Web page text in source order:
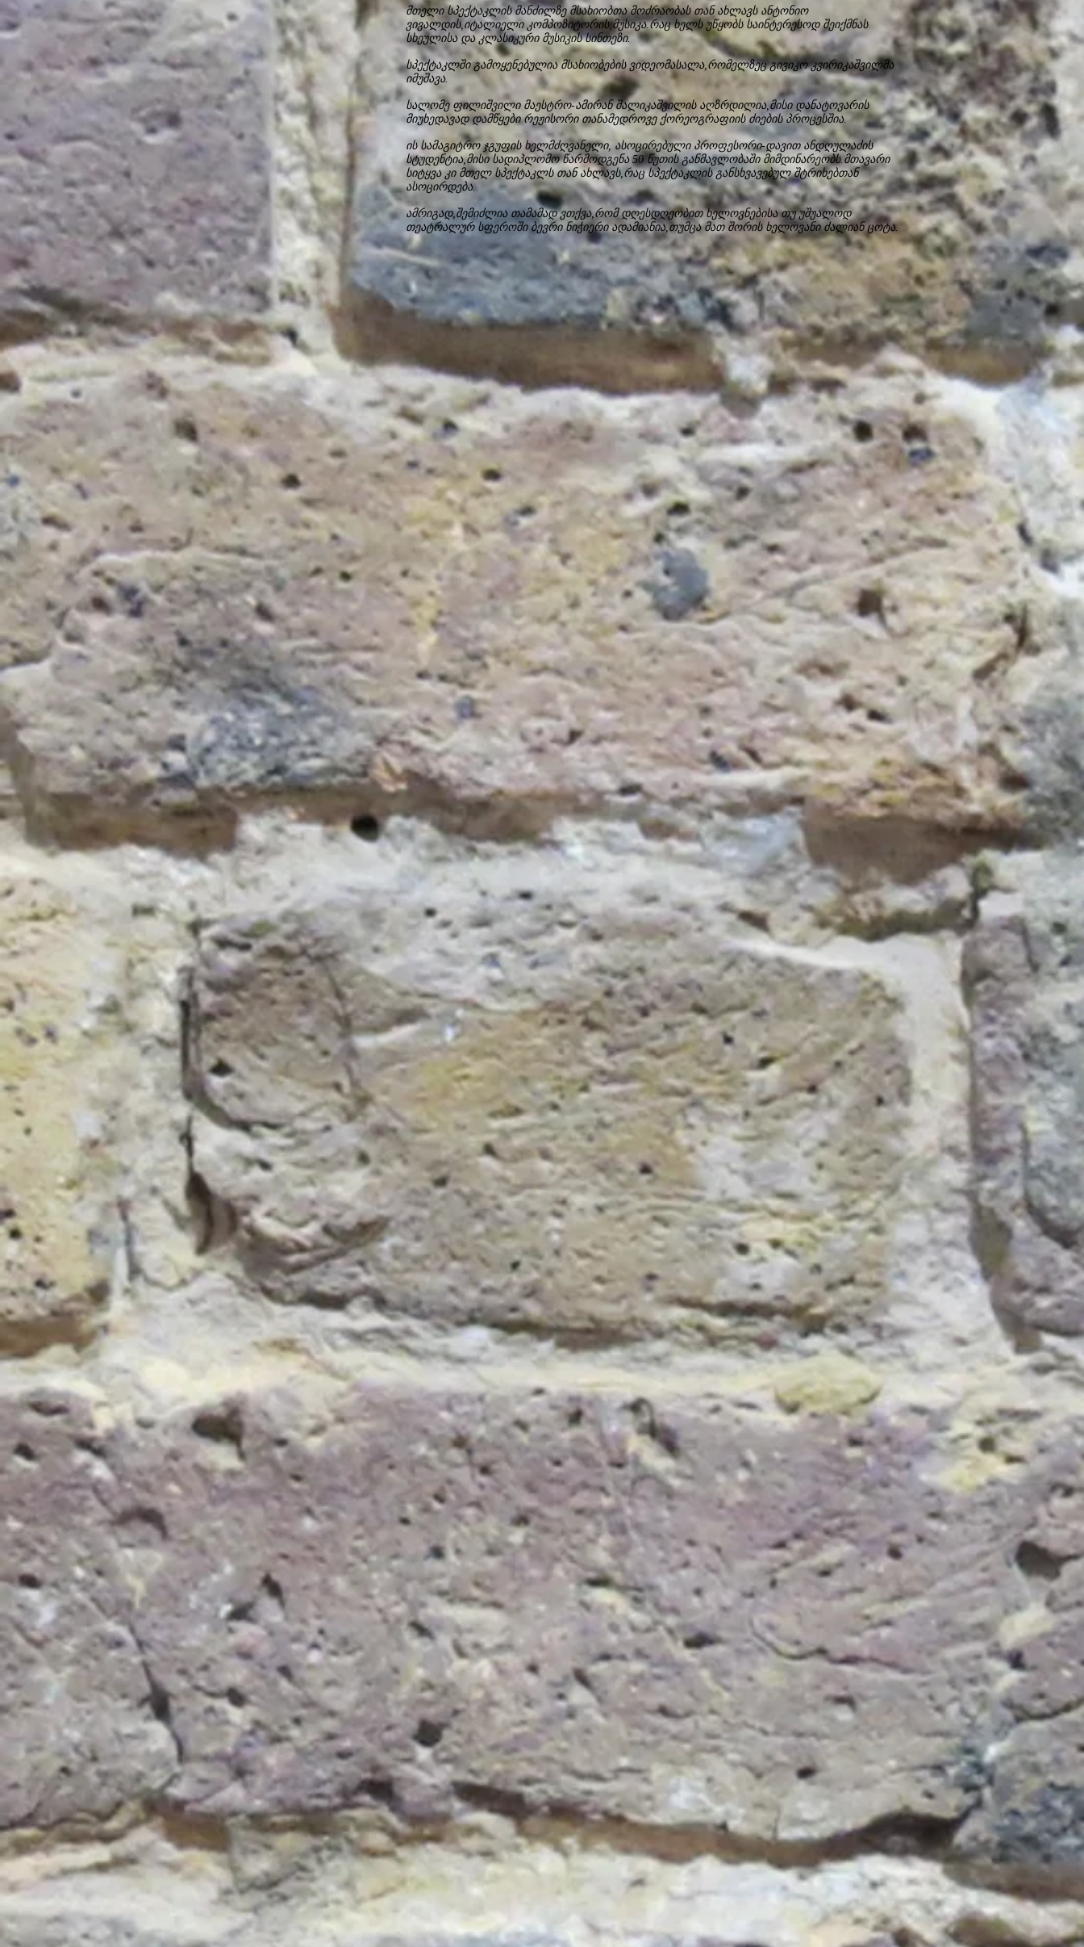
მთელი სპექტაკლის მანძილზე მსახიობთა მოძრაობას თან ახლავს ანტონიო
ვივალდის,იტალიელი კომპოზიტორის,მუსიკა.რაც ხელს უწყობს საინტერესოდ შეიქმნას
სხეულისა და კლასიკური მუსიკის სინთეზი.
სპექტაკლში გამოყენებულია მსახიობების ვიდეომასალა,რომელზეც გივიკო კვირიკაშვილმა
იმუშავა.
სალომე ფილიშვილი მაესტრო-ამირან შალიკაშვილის აღზრდილია,მისი დანატოვარის
მიუხედავად დამწყები რეჟისორი თანამედროვე ქორეოგრაფიის ძიების პროცესშია.
ის სამაგიტრო ჯგუფის ხელმძღვანელი, ასოცირებული პროფესორი-დავით ანდღულაძის
სტუდენტია,მისი სადიპლომო წარმოდგენა 50 წუთის განმავლობაში მიმდინარეობს.მთავარი
სიტყვა კი მთელ სპექტაკლს თან ახლავს,რაც სპექტაკლის განსხვავებულ შტრიხებთან
ასოცირდება.
ამრიგად,შემიძლია თამამად ვთქვა,რომ დღესდღეობით ხელოვნებისა თუ უშუალოდ
თეატრალურ სფეროში ბევრი ნიჭიერი ადამიანია,თუმცა მათ შორის ხელოვანი ძალიან ცოტა.